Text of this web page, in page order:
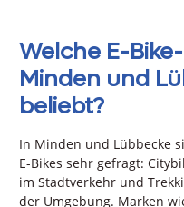
Welche E-
Minden und
beliebt?
In Minden und Lübbecke
E-Bikes sehr gefragt:
im Stadtverkehr und
der Umgebung. Marken